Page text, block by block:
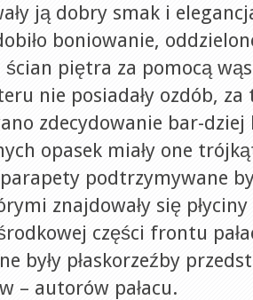
ją dobry smak i
boniowanie,
ścian piętra za pomocą
nie posiadały ozdób,
zdecydowanie bar-dziej
opasek miały one
podtrzymywane
znajdowały się
części frontu
były płaskorzeźby
– autorów pałacu.